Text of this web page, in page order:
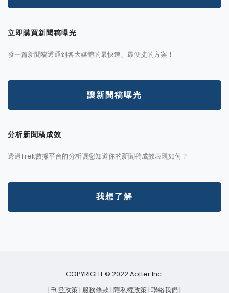
立即購買新聞稿曝光
發一篇新聞稿透通到各大媒體的最快速、最便捷的方案！
讓新聞稿曝光
分析新聞稿成效
透過Trek數據平台的分析讓您知道你的新聞稿成效表現如何？
我想了解
COPYRIGHT © 2022 Aotter Inc.
| 刊登政策| 服務條款| 隱私權政策| 聯絡我們 |